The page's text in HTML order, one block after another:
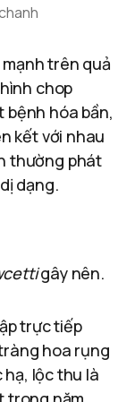
trên quả
chop
bệnh hóa bần,
kết với nhau
thường phát
dạng.
gây nên.
trực tiếp
hoa rụng
hạ, lộc thu là